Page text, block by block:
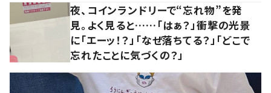
夜、コインランドリーで“忘れ物”を発
見。よく見ると……「はぁ？」衝撃の光景
に「エーッ！？」「なぜ落ちてる？」「どこで
忘れたことに気づくの？」